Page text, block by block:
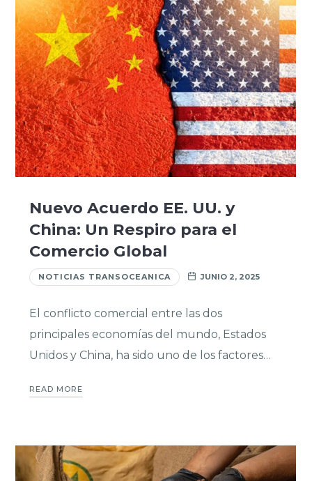
Nuevo Acuerdo EE. UU. y
China: Un Respiro para el
Comercio Global
NOTICIAS TRANSOCEANICA JUNIO 2, 2025
El conflicto comercial entre las dos
principales economías del mundo, Estados
Unidos y China, ha sido uno de los factores…
READ MORE